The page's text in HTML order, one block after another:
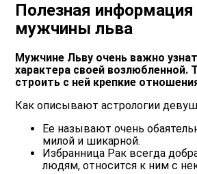
Полезная информация
мужчины льва
Мужчине Льву очень важно
характера своей возлюбленной.
строить с ней крепкие
Как описывают астрологии
Ее называют очень
милой и шикарной.
Избранница Рак всегда
людям, относится к ним с